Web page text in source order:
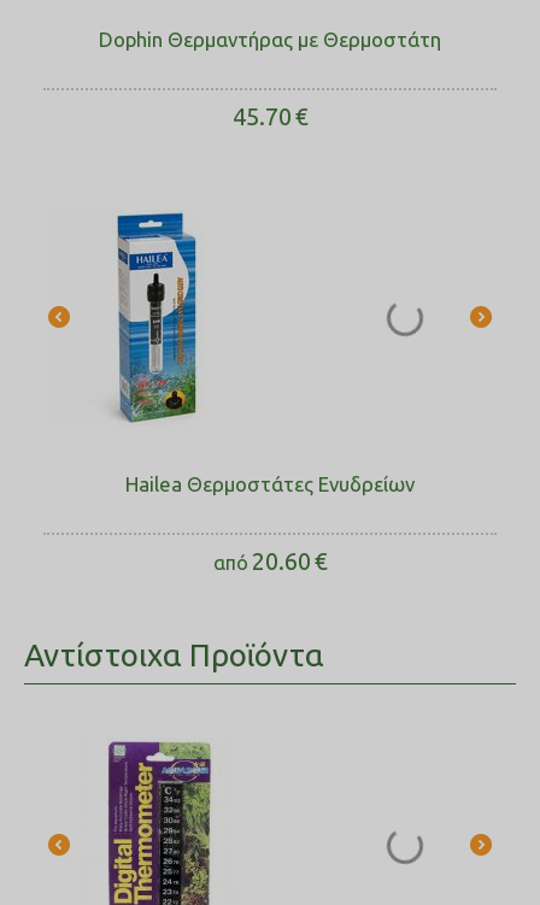
Dophin Θερμαντήρας με Θερμοστάτη
45.70€
Hailea Θερμοστάτες Ενυδρείων
από 20.60€
Αντίστοιχα Προϊόντα